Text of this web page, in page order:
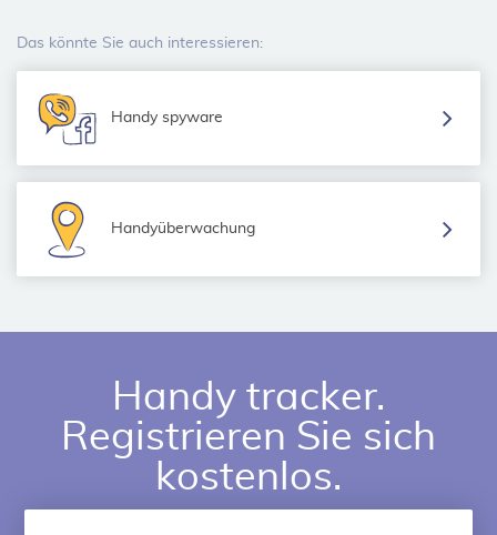
Das könnte Sie auch interessieren:
Handy spyware
Handyüberwachung
Handy tracker.
Registrieren Sie sich
kostenlos.